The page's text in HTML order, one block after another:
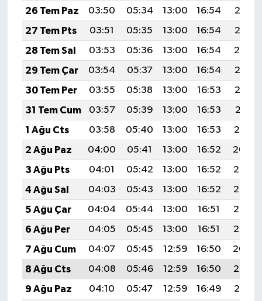
26 Tem Paz
03:50 05:34 13:00 16:54
20:16
27 Tem Pts
03:51 05:35 13:00 16:54
20:15
28 Tem Sal
03:53 05:36 13:00 16:54
20:14
29 Tem Çar
03:54 05:37 13:00 16:54
20:13
30 Tem Per
03:55 05:38 13:00 16:53
20:12
31 Tem Cum
03:57 05:39 13:00 16:53
20:11
1 Ağu Cts
03:58 05:40 13:00 16:53
20:10
2 Ağu Paz
04:00 05:41 13:00 16:52
20:09
3 Ağu Pts
04:01 05:42 13:00 16:52
20:08
4 Ağu Sal
04:03 05:43 13:00 16:52
20:07
5 Ağu Çar
04:04 05:44 13:00 16:51
20:06
6 Ağu Per
04:05 05:45 13:00 16:51
20:05
7 Ağu Cum
04:07 05:45 12:59 16:50
20:04
8 Ağu Cts
04:08 05:46 12:59 16:50
20:02
9 Ağu Paz
04:10 05:47 12:59 16:49
20:01